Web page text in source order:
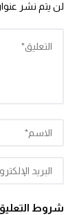
لن يتم نشر
شروط